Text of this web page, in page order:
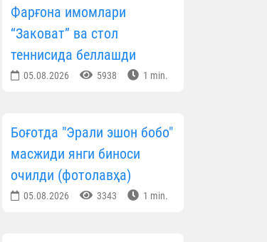
Фарғона имомлари
“Заковат” ва стол
теннисида беллашди
05.08.2026 5938 1 min.
Боғотда "Эрали эшон бобо"
масжиди янги биноси
очилди (фотолавҳа)
05.08.2026 3343 1 min.